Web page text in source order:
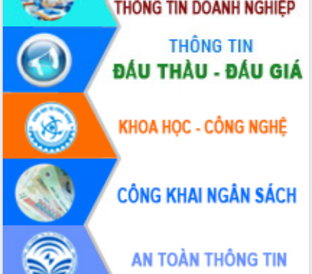
Hội thảo khoa học “Giải pháp thúc đẩy
phát triển nền kinh tế xanh tại tỉnh
Đắk Lắk”
Tăng cường giám sát, đôn đốc thực
hiện nhiệm vụ quản lý tài sản công
hàng tuần
Tháo gỡ những vướng mắc, đẩy mạnh
công tác cải cách thủ tục hành chính
tại Trung tâm Phục vụ hành chính
công tỉnh
Đắk Lắk: Tôn vinh 46 giải pháp tại Hội
thi Sáng tạo Kỹ thuật 2024 - 2025
Đắk Lắk rà soát, điều chỉnh Đề án 190
về phát triển nuôi trồng thủy sản
Phó Chủ tịch UBND tỉnh Đắk Lắk
Trương Công Thái kiểm tra thực địa
Dự án cao tốc Khánh Hòa - Buôn Ma
Thuột